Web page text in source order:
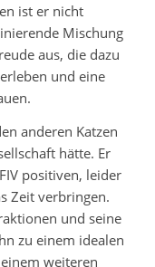
ist er nicht
Mischung
aus, die dazu
und eine
anderen Katzen
hätte. Er
positiven, leider
Zeit verbringen.
und seine
zu einem idealen
weiteren